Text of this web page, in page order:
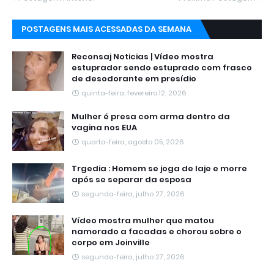
POSTAGENS MAIS ACESSADAS DA SEMANA
Reconsaj Noticias | Vídeo mostra
estuprador sendo estuprado com frasco
de desodorante em presídio
quinta-feira, fevereiro 12, 2026
Mulher é presa com arma dentro da
vagina nos EUA
quarta-feira, agosto 05, 2026
Trgedia : Homem se joga de laje e morre
após se separar da esposa
segunda-feira, julho 27, 2026
Vídeo mostra mulher que matou
namorado a facadas e chorou sobre o
corpo em Joinville
segunda-feira, julho 27, 2026